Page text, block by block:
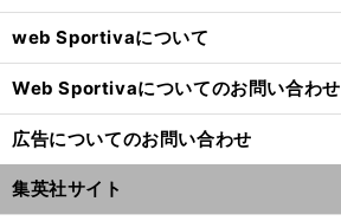
web Sportivaについて
Web Sportivaについてのお問い合わせ
広告についてのお問い合わせ
集英社サイト